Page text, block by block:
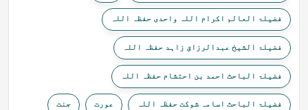
فضیلۃ العالم اکرام اللہ واحدی حفظہ اللہ
فضیلۃ الشیخ عبدالرزاق زاہد حفظہ اللہ
فضیلۃ الباحث احمد بن احتشام حفظہ اللہ
فضیلۃ الباحث اسامہ شوکت حفظہ اللہ عورت جنت